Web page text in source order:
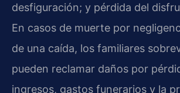
desfiguración; y pérdida del
En casos de muerte por
de una caída, los familiares
pueden reclamar daños por
ingresos, gastos funerarios y la